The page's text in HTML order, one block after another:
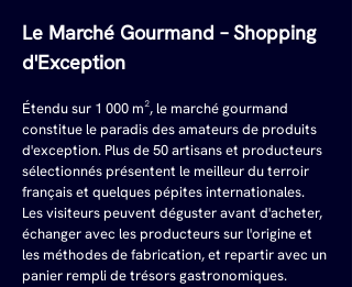
Le Marché Gourmand – Shopping
d'Exception
Étendu sur 1 000 m², le marché gourmand
constitue le paradis des amateurs de produits
d'exception. Plus de 50 artisans et producteurs
sélectionnés présentent le meilleur du terroir
français et quelques pépites internationales.
Les visiteurs peuvent déguster avant d'acheter,
échanger avec les producteurs sur l'origine et
les méthodes de fabrication, et repartir avec un
panier rempli de trésors gastronomiques.